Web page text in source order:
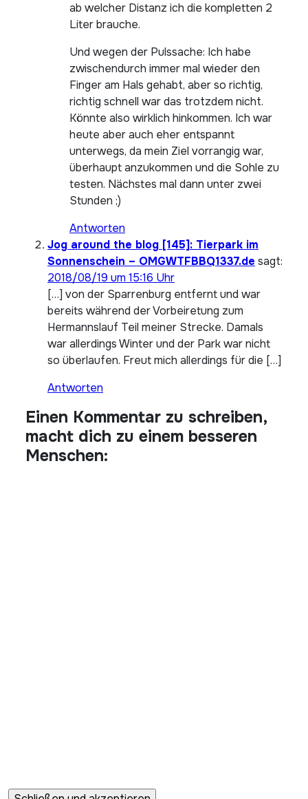
ab welcher Distanz ich die kompletten 2
Liter brauche.
Und wegen der Pulssache: Ich habe
zwischendurch immer mal wieder den
Finger am Hals gehabt, aber so richtig,
richtig schnell war das trotzdem nicht.
Könnte also wirklich hinkommen. Ich war
heute aber auch eher entspannt
unterwegs, da mein Ziel vorrangig war,
überhaupt anzukommen und die Sohle zu
testen. Nächstes mal dann unter zwei
Stunden ;)
Antworten
Jog around the blog [145]: Tierpark im
Sonnenschein – OMGWTFBBQ1337.de sagt:
2018/08/19 um 15:16 Uhr
[…] von der Sparrenburg entfernt und war
bereits während der Vorbeiretung zum
Hermannslauf Teil meiner Strecke. Damals
war allerdings Winter und der Park war nicht
so überlaufen. Freut mich allerdings für die […]
Antworten
Einen Kommentar zu schreiben,
macht dich zu einem besseren
Menschen: